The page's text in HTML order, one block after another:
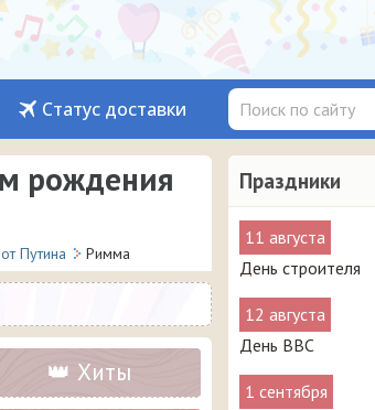
Статус доставки
Праздники
11 августа
День строителя
12 августа
День ВВС
1 сентября
рождения
Путина Римма
👑 Хиты